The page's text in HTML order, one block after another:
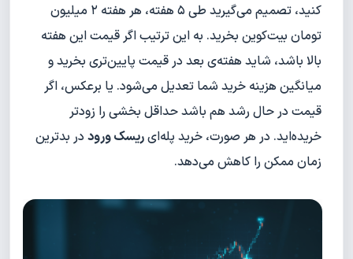
کنید، تصمیم می‌گیرید طی ۵ هفته، هر هفته ۲ میلیون
تومان بیت‌کوین بخرید. به این ترتیب اگر قیمت این هفته
بالا باشد، شاید هفته‌ی بعد در قیمت پایین‌تری بخرید و
میانگین هزینه خرید شما تعدیل می‌شود. یا برعکس، اگر
قیمت در حال رشد هم باشد حداقل بخشی را زودتر
خریده‌اید. در هر صورت، خرید پله‌ایریسک ورود در بدترین
زمان ممکن را کاهش می‌دهد.